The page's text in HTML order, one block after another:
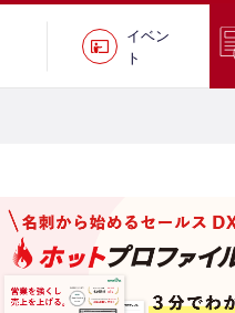
イベン
ト